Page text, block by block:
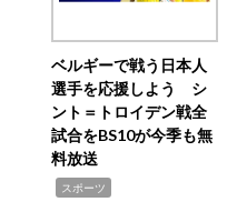
ベルギーで戦う日本人
選手を応援しよう シ
ント＝トロイデン戦全
試合をBS10が今季も無
料放送
スポーツ